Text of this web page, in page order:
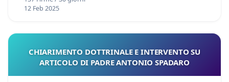
12 Feb 2025
CHIARIMENTO DOTTRINALE E INTERVENTO SU
ARTICOLO DI PADRE ANTONIO SPADARO